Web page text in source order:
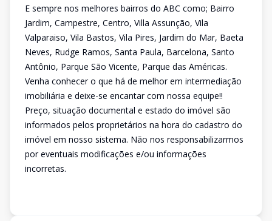
E sempre nos melhores bairros do ABC como; Bairro
Jardim, Campestre, Centro, Villa Assunção, Vila
Valparaiso, Vila Bastos, Vila Pires, Jardim do Mar, Baeta
Neves, Rudge Ramos, Santa Paula, Barcelona, Santo
Antônio, Parque São Vicente, Parque das Américas.
Venha conhecer o que há de melhor em intermediação
imobiliária e deixe-se encantar com nossa equipe!!
Preço, situação documental e estado do imóvel são
informados pelos proprietários na hora do cadastro do
imóvel em nosso sistema. Não nos responsabilizarmos
por eventuais modificações e/ou informações
incorretas.